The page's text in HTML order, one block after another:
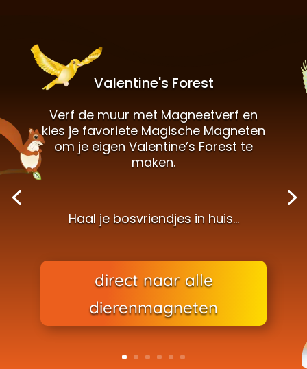
Valentine's Forest
Verf de muur met Magneetverf en
kies je favoriete Magische Magneten
om je eigen Valentine’s Forest te
maken.
Haal je bosvriendjes in huis…
direct naar alle
dierenmagneten